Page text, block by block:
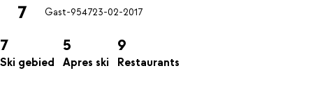
7 Gast-954723-02-2017
7
Ski gebied
5
Apres ski
9
Restaurants